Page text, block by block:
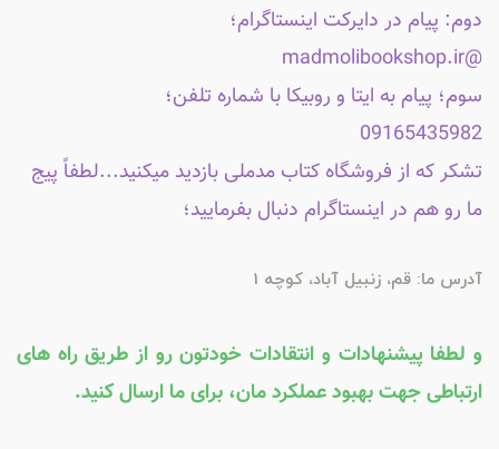
دوم: پیام در دایرکت اینستاگرام؛
@madmolibookshop.ir
سوم؛ پیام به ایتا و روبیکا با شماره تلفن؛
09165435982
تشکر که از فروشگاه کتاب مدملی بازدید میکنید...لطفاً پیج
ما رو هم در اینستاگرام دنبال بفرمایید؛
آدرس ما: قم، زنبیل آباد، کوچه 1
و لطفا پیشنهادات و انتقادات خودتون رو از طریق راه های
ارتباطی جهت بهبود عملکرد مان، برای ما ارسال کنید.